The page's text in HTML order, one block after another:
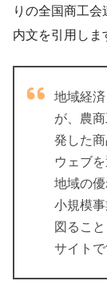
りの全国商工
内文を引用しま
地域経
が、農
発した
ウェブ
地域の
小規模
図るこ
サイトで